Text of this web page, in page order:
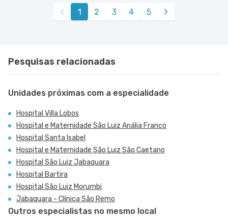
1 2 3 4 5
Pesquisas relacionadas
Unidades próximas com a especialidade
Hospital Villa Lobos
Hospital e Maternidade São Luiz Anália Franco
Hospital Santa Isabel
Hospital e Maternidade São Luiz São Caetano
Hospital São Luiz Jabaquara
Hospital Bartira
Hospital São Luiz Morumbi
Jabaquara - Clínica São Remo
Outros especialistas no mesmo local